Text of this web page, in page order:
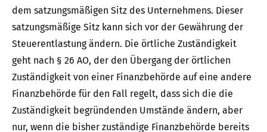
dem satzungsmäßigen Sitz des Unternehmens. Dieser
satzungsmäßige Sitz kann sich vor der Gewährung der
Steuerentlastung ändern. Die örtliche Zuständigkeit
geht nach § 26 AO, der den Übergang der örtlichen
Zuständigkeit von einer Finanzbehörde auf eine andere
Finanzbehörde für den Fall regelt, dass sich die die
Zuständigkeit begründenden Umstände ändern, aber
nur, wenn die bisher zuständige Finanzbehörde bereits